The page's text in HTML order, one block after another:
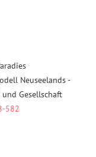
Neuseelands -
Gesellschaft
582